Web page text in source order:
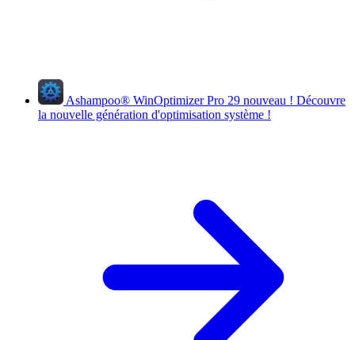
Ashampoo® WinOptimizer Pro 29 nouveau ! Découvre
la nouvelle génération d'optimisation système !